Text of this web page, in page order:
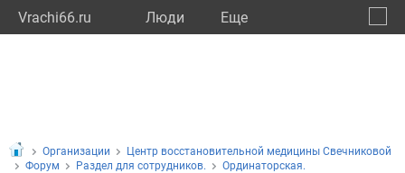
Vrachi66.ru Люди Eще
Организации
Центр восстановительной медицины Свечниковой
Форум
Раздел для сотрудников. Ординаторская.